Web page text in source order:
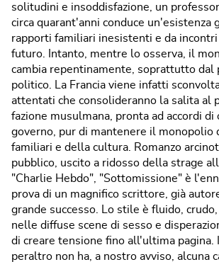
solitudini e insoddisfazione, un
circa quarant'anni conduce un'esistenza
rapporti familiari inesistenti e da incontri
futuro. Intanto, mentre lo osserva, il
cambia repentinamente, soprattutto dal
politico. La Francia viene infatti
attentati che consolideranno la salita al
fazione musulmana, pronta ad accordi di
governo, pur di mantenere il monopolio
familiari e della cultura. Romanzo
pubblico, uscito a ridosso della strage
"Charlie Hebdo", "Sottomissione" è
prova di un magnifico scrittore, già
grande successo. Lo stile è fluido, crudo,
nelle diffuse scene di sesso e
di creare tensione fino all'ultima pagina.
peraltro non ha, a nostro avviso, alcuna